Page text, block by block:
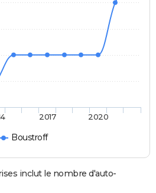
Boustroff
2017 2020
inclut le nombre d'auto-